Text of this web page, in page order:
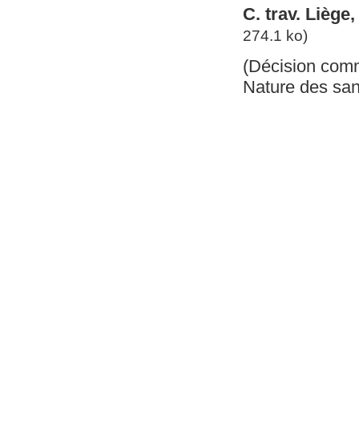
C. trav.
274.1 ko)
(Décision
Nature des